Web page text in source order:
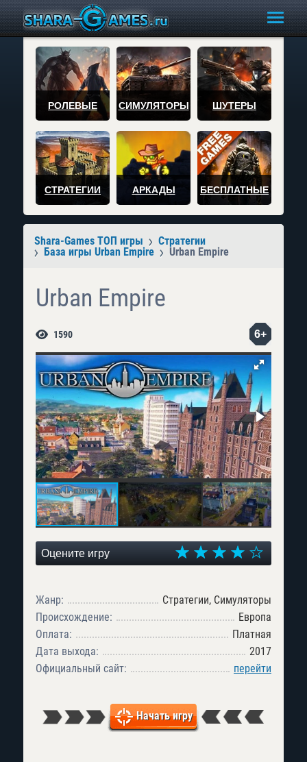
РОЛЕВЫЕ СИМУЛЯТОРЫ ШУТЕРЫ
СТРАТЕГИИ АРКАДЫ БЕСПЛАТНЫЕ
Shara-Games ТОП игры
Стратегии
База игры Urban Empire
Urban Empire
Urban Empire
1590 6+
Оцените игру
Жанр:
Стратегии, Симуляторы
Происхождение:
Европа
Оплата:
Платная
Дата выхода:
2017
Официальный сайт:
перейти
Начать игру